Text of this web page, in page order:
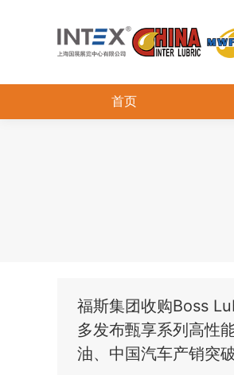
首页
福斯集团收购Boss
多发布甄享系列高性
油、中国汽车产销突